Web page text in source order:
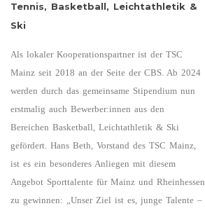
Tennis, Basketball, Leichtathletik &
Ski
Als lokaler Kooperationspartner ist der TSC
Mainz seit 2018 an der Seite der CBS. Ab 2024
werden durch das gemeinsame Stipendium nun
erstmalig auch Bewerber:innen aus den
Bereichen Basketball, Leichtathletik & Ski
gefördert. Hans Beth, Vorstand des TSC Mainz,
ist es ein besonderes Anliegen mit diesem
Angebot Sporttalente für Mainz und Rheinhessen
zu gewinnen: „Unser Ziel ist es, junge Talente –